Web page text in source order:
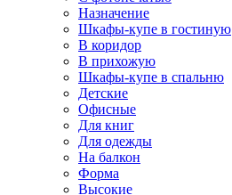
Назначение
Шкафы-купе в гостиную
В коридор
В прихожую
Шкафы-купе в спальню
Детские
Офисные
Для книг
Для одежды
На балкон
Форма
Высокие